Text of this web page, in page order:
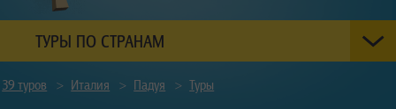
ТУРЫ ПО СТРАНАМ
39 туров > Италия > Падуя > Туры